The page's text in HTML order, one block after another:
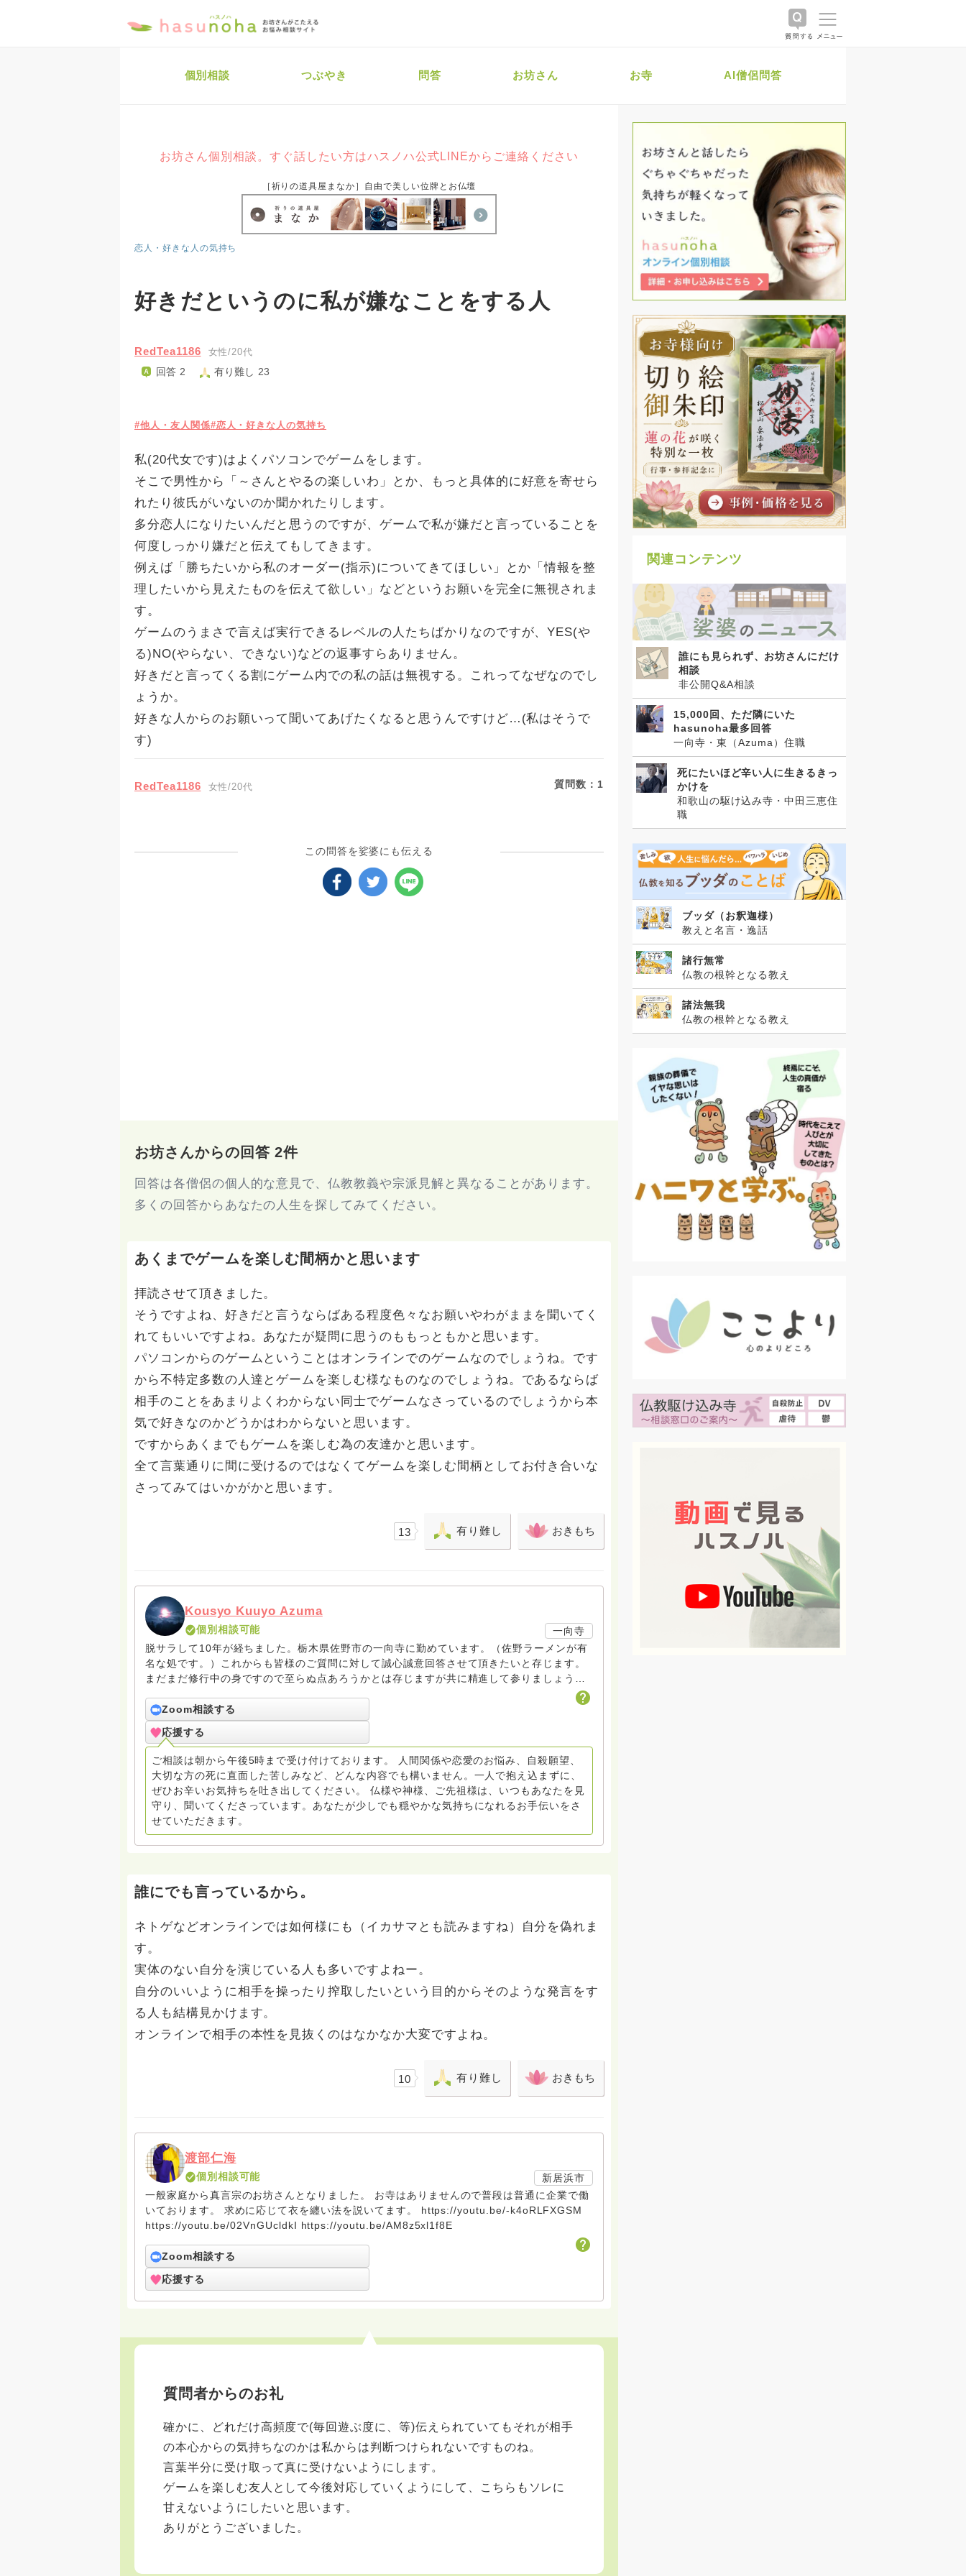
個別相談 つぶやき 問答 お坊さん お寺 AI僧侶問答
お坊さん個別相談。すぐ話したい方はハスノハ公式LINEからご連絡ください
［祈りの道具屋まなか］自由で美しい位牌とお仏壇
恋人・好きな人の気持ち
好きだというのに私が嫌なことをする人
RedTea1186 女性/20代
回答 2 有り難し 23
#他人・友人関係#恋人・好きな人の気持ち
私(20代女です)はよくパソコンでゲームをします。
そこで男性から「～さんとやるの楽しいわ」とか、もっと具体的に好意を寄せら
れたり彼氏がいないのか聞かれたりします。
多分恋人になりたいんだと思うのですが、ゲームで私が嫌だと言っていることを
何度しっかり嫌だと伝えてもしてきます。
例えば「勝ちたいから私のオーダー(指示)についてきてほしい」とか「情報を整
理したいから見えたものを伝えて欲しい」などというお願いを完全に無視されま
す。
ゲームのうまさで言えば実行できるレベルの人たちばかりなのですが、YES(や
る)NO(やらない、できない)などの返事すらありません。
好きだと言ってくる割にゲーム内での私の話は無視する。これってなぜなのでし
ょうか。
好きな人からのお願いって聞いてあげたくなると思うんですけど…(私はそうで
す)
RedTea1186 女性/20代 質問数： 1
この問答を娑婆にも伝える
お坊さんからの回答 2件
回答は各僧侶の個人的な意見で、仏教教義や宗派見解と異なることがあります。
多くの回答からあなたの人生を探してみてください。
あくまでゲームを楽しむ間柄かと思います
拝読させて頂きました。
そうですよね、好きだと言うならばある程度色々なお願いやわがままを聞いてく
れてもいいですよね。あなたが疑問に思うのももっともかと思います。
パソコンからのゲームということはオンラインでのゲームなのでしょうね。です
から不特定多数の人達とゲームを楽しむ様なものなのでしょうね。であるならば
相手のことをあまりよくわからない同士でゲームなさっているのでしょうから本
気で好きなのかどうかはわからないと思います。
ですからあくまでもゲームを楽しむ為の友達かと思います。
全て言葉通りに間に受けるのではなくてゲームを楽しむ間柄としてお付き合いな
さってみてはいかがかと思います。
13 有り難し おきもち
Kousyo Kuuyo Azuma
個別相談可能
一向寺
脱サラして10年が経ちました。栃木県佐野市の一向寺に勤めています。（佐野ラーメンが有
名な処です。）これからも皆様のご質問に対して誠心誠意回答させて頂きたいと存じます。
まだまだ修行中の身ですので至らぬ点あろうかとは存じますが共に精進して参りましょう
Zoom相談する
応援する
ご相談は朝から午後5時まで受け付けております。 人間関係や恋愛のお悩み、自殺願望、
大切な方の死に直面した苦しみなど、どんな内容でも構いません。一人で抱え込まずに、
ぜひお辛いお気持ちを吐き出してください。 仏様や神様、ご先祖様は、いつもあなたを見
守り、聞いてくださっています。あなたが少しでも穏やかな気持ちになれるお手伝いをさ
せていただきます。
誰にでも言っているから。
ネトゲなどオンラインでは如何様にも（イカサマとも読みますね）自分を偽れま
す。
実体のない自分を演じている人も多いですよねー。
自分のいいように相手を操ったり搾取したいという目的からそのような発言をす
る人も結構見かけます。
オンラインで相手の本性を見抜くのはなかなか大変ですよね。
10 有り難し おきもち
渡部仁海
個別相談可能
新居浜市
一般家庭から真言宗のお坊さんとなりました。 お寺はありませんので普段は普通に企業で働
いております。 求めに応じて衣を纏い法を説いてます。 https://youtu.be/-k4oRLFXGSM
https://youtu.be/02VnGUcldkI https://youtu.be/AM8z5xl1f8E
Zoom相談する
応援する
質問者からのお礼
確かに、どれだけ高頻度で(毎回遊ぶ度に、等)伝えられていてもそれが相手
の本心からの気持ちなのかは私からは判断つけられないですものね。
言葉半分に受け取って真に受けないようにします。
ゲームを楽しむ友人として今後対応していくようにして、こちらもソレに
甘えないようにしたいと思います。
ありがとうございました。
関連コンテンツ
誰にも見られず、お坊さんにだけ
相談
非公開Q&A相談
15,000回、ただ隣にいた
hasunoha最多回答
一向寺・東（Azuma）住職
死にたいほど辛い人に生きるきっ
かけを
和歌山の駆け込み寺・中田三恵住
職
ブッダ（お釈迦様）
教えと名言・逸話
諸行無常
仏教の根幹となる教え
諸法無我
仏教の根幹となる教え